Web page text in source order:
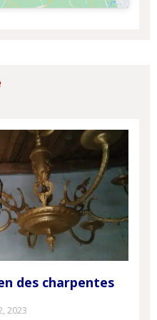
des charpentes
2023